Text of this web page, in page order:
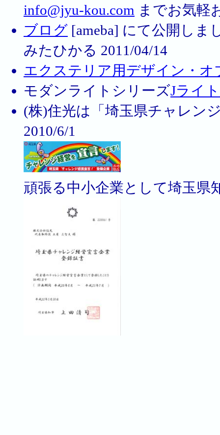
info@jyu-kou.com までお気軽
ブログ [ameba] にて公開し
みたひかる 2011/04/14
エクステリア用デザイン・オ
モダンライトシリーズJライト
(株)住光は「埼玉県チャレン
2010/6/1
頑張る中小企業として埼玉県